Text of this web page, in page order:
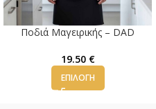
Ποδιά Μαγειρικής – DAD
19.50 €
ΕΠΙΛΟΓΉ